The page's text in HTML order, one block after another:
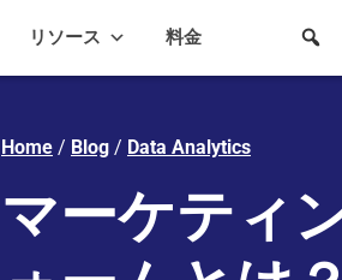
リソース 料金
Home / Blog / Data Analytics
マーケティ